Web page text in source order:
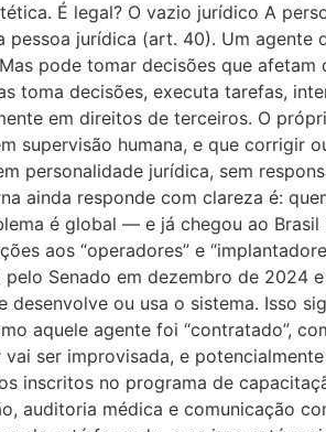
É legal? O vazio jurídico A
pessoa jurídica (art. 40). Um
pode tomar decisões que
toma decisões, executa tarefas,
em direitos de terceiros. O
supervisão humana, e que corrigir
personalidade jurídica, sem
ainda responde com clareza é:
é global — e já chegou ao
aos “operadores” e
Senado em dezembro de 2024
desenvolve ou usa o sistema. Isso
aquele agente foi “contratado”,
ser improvisada, e
inscritos no programa de
auditoria médica e comunicação